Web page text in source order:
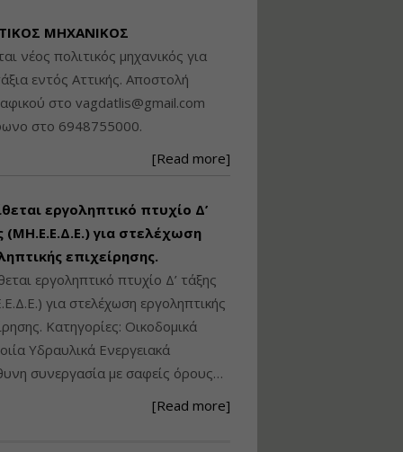
ΜΗΧΑΝΙΚΟΣ
νέος πολιτικός μηχανικός για
εντός Αττικής. Αποστολή
στο vagdatlis@gmail.com
στο 6948755000.
[Read more]
εργοληπτικό πτυχίο Δ’
(ΜΗ.Ε.Ε.Δ.Ε.) για στελέχωση
επιχείρησης.
εργοληπτικό πτυχίο Δ’ τάξης
για στελέχωση εργοληπτικής
Κατηγορίες: Οικοδομικά
Υδραυλικά Ενεργειακά
συνεργασία με σαφείς όρους…
[Read more]
Εισηγητής: Λάμπρος Κίσσας
Διάρκεια: 6 ώρες
Ανάθεση – Εκτέλεση –
Επίβλεψη Δημοσίων
Έργων με τον
Εισηγητής:
Τιμή από: €220.00
Διάρκεια: 18 ώρες